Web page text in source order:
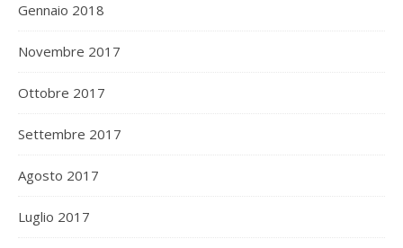
Gennaio 2018
Novembre 2017
Ottobre 2017
Settembre 2017
Agosto 2017
Luglio 2017